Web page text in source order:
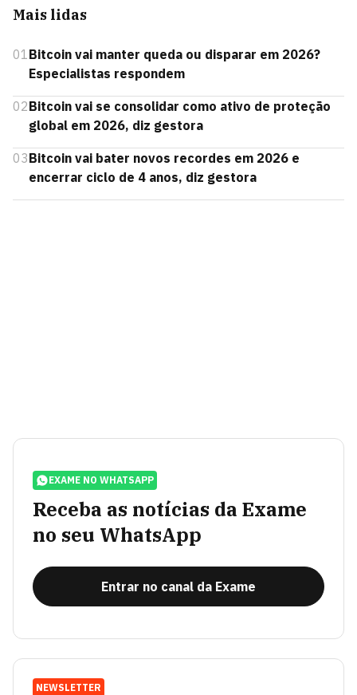
Mais lidas
01Bitcoin vai manter queda ou disparar em 2026?
Especialistas respondem
02Bitcoin vai se consolidar como ativo de proteção
global em 2026, diz gestora
03Bitcoin vai bater novos recordes em 2026 e
encerrar ciclo de 4 anos, diz gestora
EXAME NO WHATSAPP
Receba as notícias da Exame
no seu WhatsApp
Entrar no canal da Exame
NEWSLETTER